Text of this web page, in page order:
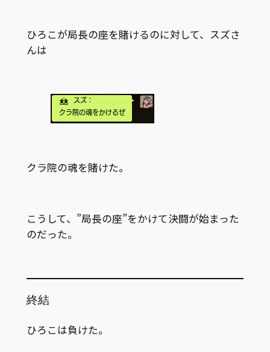
ひろこが局長の座を賭けるのに対して、スズさ
んは
クラ院の魂を賭けた。
こうして、”局長の座”をかけて決闘が始まった
のだった。
終結
ひろこは負けた。